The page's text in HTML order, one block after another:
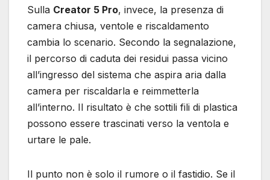
Sulla Creator 5 Pro, invece, la presenza di
camera chiusa, ventole e riscaldamento
cambia lo scenario. Secondo la segnalazione,
il percorso di caduta dei residui passa vicino
all’ingresso del sistema che aspira aria dalla
camera per riscaldarla e reimmetterla
all’interno. Il risultato è che sottili fili di plastica
possono essere trascinati verso la ventola e
urtare le pale.
Il punto non è solo il rumore o il fastidio. Se il